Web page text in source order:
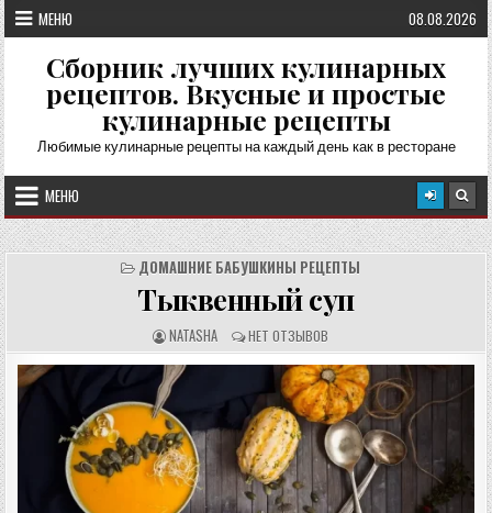
Перейти
к
содержимому
МЕНЮ 08.08.2026
Сборник лучших кулинарных
рецептов. Вкусные и простые
кулинарные рецепты
Любимые кулинарные рецепты на каждый день как в ресторане
МЕНЮ
ДОМАШНИЕ БАБУШКИНЫ РЕЦЕПТЫ
Тыквенный суп
А
В
Т
О
Р
Р
Е
Ц
Е
П
Т
А
NATASHA О
Т
З
Ы
:
НЕТ ОТЗЫВОВ